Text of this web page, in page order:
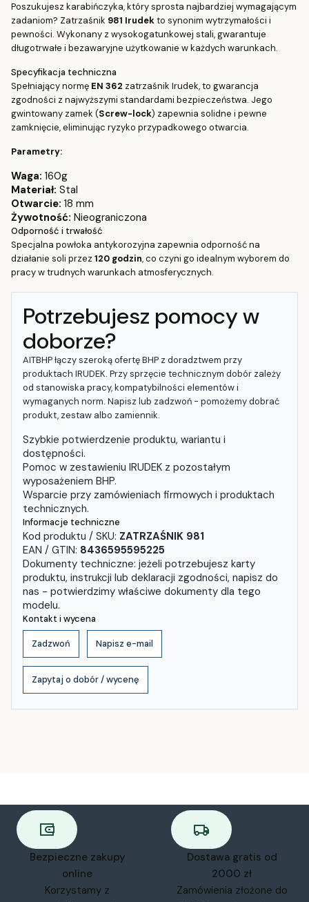
Poszukujesz karabińczyka, który sprosta najbardziej wymagającym
zadaniom? Zatrzaśnik 981 Irudekto synonim wytrzymałości i
pewności. Wykonany z wysokogatunkowej stali, gwarantuje
długotrwałe i bezawaryjne użytkowanie w każdych warunkach.
Specyfikacja techniczna
Spełniający normę EN 362 zatrzaśnik Irudek, to gwarancja
zgodności z najwyższymi standardami bezpieczeństwa. Jego
gwintowany zamek (Screw-lock) zapewnia solidne i pewne
zamknięcie, eliminując ryzyko przypadkowego otwarcia.
Parametry:
Waga: 160g
Materiał: Stal
Otwarcie: 18 mm
Żywotność: Nieograniczona
Odporność i trwałość
Specjalna powłoka antykorozyjna zapewnia odporność na
działanie soli przez 120 godzin, co czyni go idealnym wyborem do
pracy w trudnych warunkach atmosferycznych.
Potrzebujesz pomocy w
doborze?
AITBHP łączy szeroką ofertę BHP z doradztwem przy
produktach IRUDEK. Przy sprzęcie technicznym dobór zależy
od stanowiska pracy, kompatybilności elementów i
wymaganych norm. Napisz lub zadzwoń - pomożemy dobrać
produkt, zestaw albo zamiennik.
Szybkie potwierdzenie produktu, wariantu i
dostępności.
Pomoc w zestawieniu IRUDEK z pozostałym
wyposażeniem BHP.
Wsparcie przy zamówieniach firmowych i produktach
technicznych.
Informacje techniczne
Kod produktu / SKU: ZATRZAŚNIK 981
EAN / GTIN: 8436595595225
Dokumenty techniczne: jeżeli potrzebujesz karty
produktu, instrukcji lub deklaracji zgodności, napisz do
nas - potwierdzimy właściwe dokumenty dla tego
modelu.
Kontakt i wycena
Zadzwoń Napisz e-mail
Zapytaj o dobór / wycenę
Bezpieczne zakupy
online
Korzystamy z
Dostawa gratis od
2000 zł
Zamówienia złożone do